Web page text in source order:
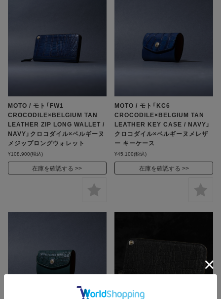
MOTO / モト「FW1
CROCODILE×BELGIUM TAN
LEATHER ZIP LONG WALLET /
NAVY」クロコダイル×ベルギーヌ
メジップロングウォレット
¥108,900(税込)
在庫を確認する
MOTO / モト「KC6
CROCODILE×BELGIUM TAN
LEATHER KEY CASE / NAVY」
クロコダイル×ベルギーヌメレザ
ー キーケース
¥45,100(税込)
在庫を確認する